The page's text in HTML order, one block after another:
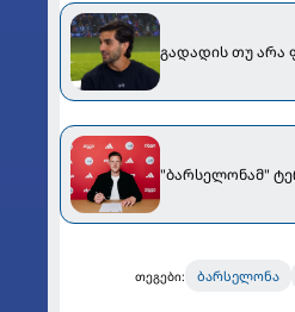
გადადის თუ არა
"ბარსელონამ"
თეგები: ბარსელონა